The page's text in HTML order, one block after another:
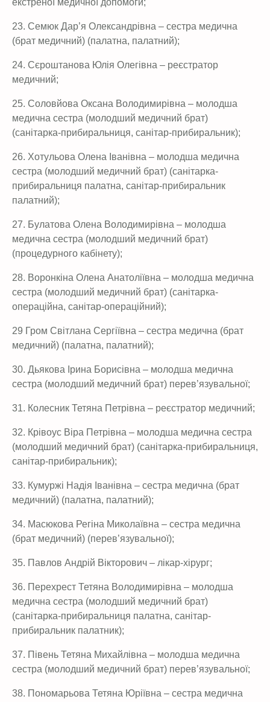
екстреної медичної допомоги;
23. Семюк Дар’я Олександрівна – сестра медична
(брат медичний) (палатна, палатний);
24. Сєроштанова Юлія Олегівна – реєстратор
медичний;
25. Соловйова Оксана Володимирівна – молодша
медична сестра (молодший медичний брат)
(санітарка-прибиральниця, санітар-прибиральник);
26. Хотульова Олена Іванівна – молодша медична
сестра (молодший медичний брат) (санітарка-
прибиральниця палатна, санітар-прибиральник
палатний);
27. Булатова Олена Володимирівна – молодша
медична сестра (молодший медичний брат)
(процедурного кабінету);
28. Воронкіна Олена Анатоліївна – молодша медична
сестра (молодший медичний брат) (санітарка-
операційна, санітар-операційний);
29 Гром Світлана Сергіївна – сестра медична (брат
медичний) (палатна, палатний);
30. Дьякова Ірина Борисівна – молодша медична
сестра (молодший медичний брат) перев’язувальної;
31. Колесник Тетяна Петрівна – реєстратор медичний;
32. Крівоус Віра Петрівна – молодша медична сестра
(молодший медичний брат) (санітарка-прибиральниця,
санітар-прибиральник);
33. Кумуржі Надія Іванівна – сестра медична (брат
медичний) (палатна, палатний);
34. Масюкова Регіна Миколаївна – сестра медична
(брат медичний) (перев’язувальної);
35. Павлов Андрій Вікторович – лікар-хірург;
36. Перехрест Тетяна Володимирівна – молодша
медична сестра (молодший медичний брат)
(санітарка-прибиральниця палатна, санітар-
прибиральник палатник);
37. Півень Тетяна Михайлівна – молодша медична
сестра (молодший медичний брат) перев’язувальної;
38. Пономарьова Тетяна Юріївна – сестра медична